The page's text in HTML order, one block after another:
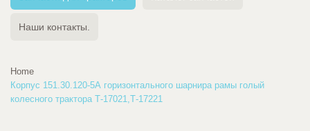
Наши контакты.
Home
Корпус 151.30.120-5А горизонтального шарнира рамы голый
колесного трактора Т-17021,Т-17221